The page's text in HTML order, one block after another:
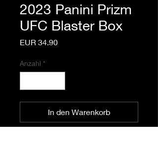
2023 Panini Prizm
UFC Blaster Box
EUR 34.90Preis
Anzahl *
In den Warenkorb